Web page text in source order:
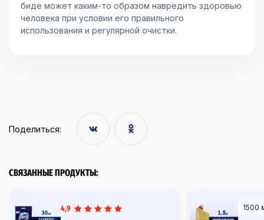
биде может каким-то образом навредить здоровью
человека при условии его правильного
использования и регулярной очистки.
Поделиться:
СВЯЗАННЫЕ ПРОДУКТЫ:
4,9
1500